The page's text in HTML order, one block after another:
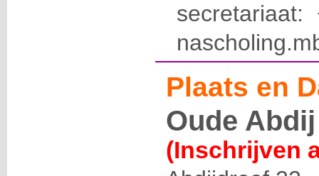
Plaats en
Oude
(Inschrijven